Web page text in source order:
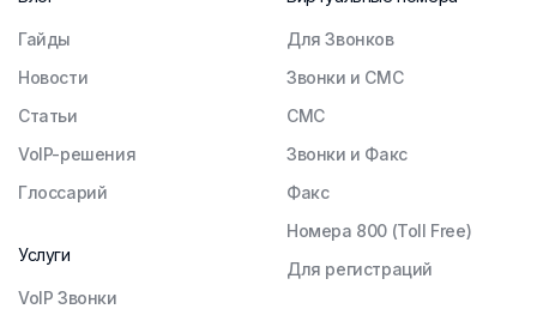
Гайды
Новости
Статьи
VoIP-решения
Глоссарий
Услуги
VoIP Звонки
Для Звонков
Звонки и СМС
СМС
Звонки и Факс
Факс
Номера 800 (Toll Free)
Для регистраций